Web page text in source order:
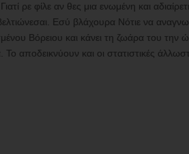
ρε φίλε αν θες μια ενωμένη και
Εσύ βλάχουρα Νότιε να
Βόρειου και κάνει τη ζωάρα του
αποδεικνύουν και οι στατιστικές